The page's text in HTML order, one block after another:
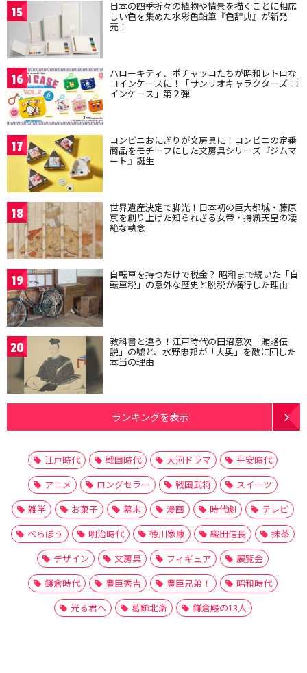
15 日本の四季折々の植物や情景を描くことに相応
しい色を集めた水彩色鉛筆『色辞典』が新発
売！
16 ハローキティ、ポチャッコたちが昭和レトロな
コインケースに！「サンリオキャラクターズ コ
インケース」第２弾
17 コンビニおにぎりが文房具に！コンビニの定番
商品をモチーフにした文房具シリーズ『ジムマ
ート』誕生
18 世界遺産決定で脚光！日本初の巨大都城・藤原
京を創り上げた知られざる女帝・持統天皇の凄
絶な執念
19 自転車を持つだけで税金？ 昭和まで続いた「自
転車税」の意外な歴史と脱税が横行した理由
20 教科書と違う！江戸時代の田沼意次「賄賂伝
説」の嘘と、水野忠邦が「大奥」を敵に回した
本当の理由
ランキングを表示
江戸時代 戦国時代 大河ドラマ
平安時代
アニメ
ロングセラー 戦国武将
スイーツ
雑学
お菓子 幕末 漫画 時代劇
テレビ
べらぼう
明治時代 徳川家康 織田信長
抹茶
デザイン
文房具 フィギュア
展覧会
鎌倉時代
豊臣秀吉 豊臣兄弟！
昭和時代
光る君へ
葛飾北斎 鎌倉殿の13人